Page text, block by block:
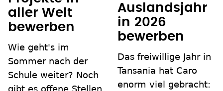
aller Welt
bewerben
Wie geht's im
Sommer nach der
Schule weiter? Noch
Auslandsjahr
in 2026
bewerben
Das freiwillige Jahr in
Tansania hat Caro
enorm viel gebracht: